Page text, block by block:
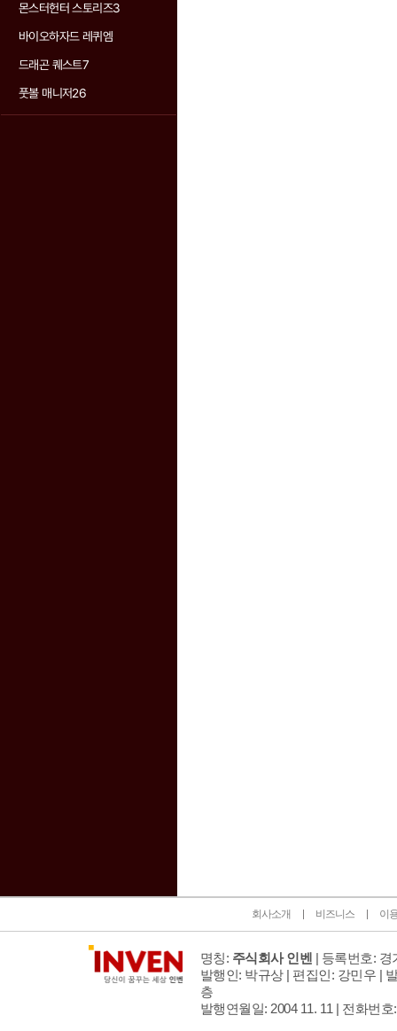
몬스터헌터 스토리즈3
바이오하자드 레퀴엠
드래곤 퀘스트7
풋볼 매니저26
회사소개 비즈니스 이
명칭: 주식회사 인벤 | 등록번호: 경
발행인: 박규상 | 편집인: 강민우 |
층
발행연월일: 2004 11. 11 | 전화번호